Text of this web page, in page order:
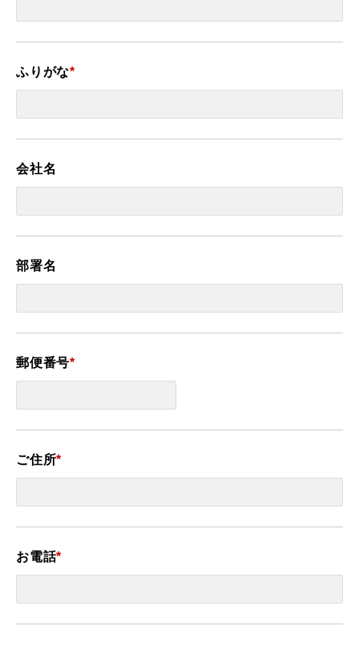
ふりがな*
会社名
部署名
郵便番号*
ご住所*
お電話*